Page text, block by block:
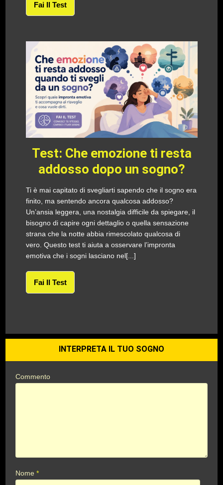
Fai Il Test
Test: Che emozione ti resta
addosso dopo un sogno?
Ti è mai capitato di svegliarti sapendo che il sogno era
finito, ma sentendo ancora qualcosa addosso?
Un’ansia leggera, una nostalgia difficile da spiegare, il
bisogno di capire ogni dettaglio o quella sensazione
strana che la notte abbia rimescolato qualcosa di
vero. Questo test ti aiuta a osservare l’impronta
emotiva che i sogni lasciano nel[...]
Fai Il Test
INTERPRETA IL TUO SOGNO
Commento
Nome*